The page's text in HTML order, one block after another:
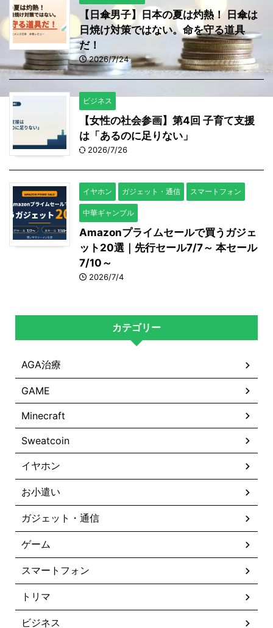
【日傘男子】日本の夏は灼熱！ 日傘は
日焼け対策ではない。命を守る道具
だ！
2026/7/24
ビジネス
【女性の社会参画】第4回 子育て支援
は「あるのに足りない」
2026/7/26
イヤホン ガジェット・通信 スマートフォン
中華ギャンブル
Amazonプライムセールで買うガジェ
ット20選｜先行セール7/7～ 本セール
7/10～
2026/7/4
カテゴリー
AGA治療
GAME
Minecraft
Sweatcoin
イヤホン
お小遣い
ガジェット・通信
ゲーム
スマートフォン
トリマ
ビジネス